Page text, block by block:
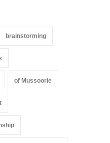
brainstorming
of Mussoorie